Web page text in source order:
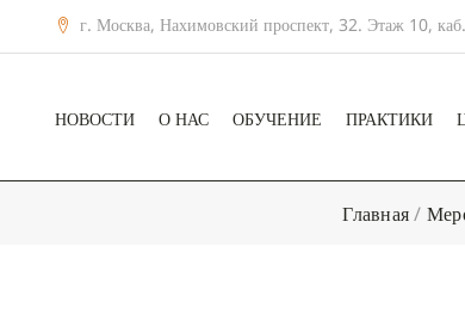
г. Москва, Нахимовский проспект, 32. Этаж 10,
НОВОСТИ О НАС ОБУЧЕНИЕ ПРАКТИКИ
Главная/